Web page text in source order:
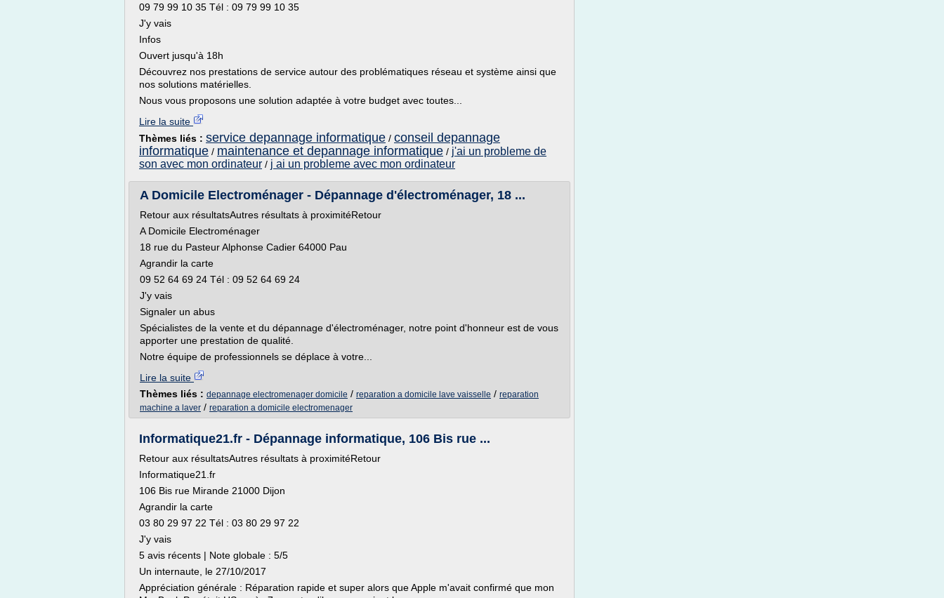
09 79 99 10 35 Tél : 09 79 99 10 35
J'y vais
Infos
Ouvert jusqu'à 18h
Découvrez nos prestations de service autour des problématiques réseau et système ainsi que
nos solutions matérielles.
Nous vous proposons une solution adaptée à votre budget avec toutes...
Lire la suite
Thèmes liés : service depannage informatique / conseil depannage
informatique / maintenance et depannage informatique / j'ai un probleme de
son avec mon ordinateur / j ai un probleme avec mon ordinateur
A Domicile Electroménager - Dépannage d'électroménager, 18 ...
Retour aux résultatsAutres résultats à proximitéRetour
A Domicile Electroménager
18 rue du Pasteur Alphonse Cadier 64000 Pau
Agrandir la carte
09 52 64 69 24 Tél : 09 52 64 69 24
J'y vais
Signaler un abus
Spécialistes de la vente et du dépannage d'électroménager, notre point d'honneur est de vous
apporter une prestation de qualité.
Notre équipe de professionnels se déplace à votre...
Lire la suite
Thèmes liés : depannage electromenager domicile / reparation a domicile lave vaisselle / reparation
machine a laver / reparation a domicile electromenager
Informatique21.fr - Dépannage informatique, 106 Bis rue ...
Retour aux résultatsAutres résultats à proximitéRetour
Informatique21.fr
106 Bis rue Mirande 21000 Dijon
Agrandir la carte
03 80 29 97 22 Tél : 03 80 29 97 22
J'y vais
5 avis récents | Note globale : 5/5
Un internaute, le 27/10/2017
Appréciation générale : Réparation rapide et super alors que Apple m'avait confirmé que mon